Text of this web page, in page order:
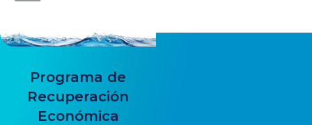
Programa de
Recuperación
Económica